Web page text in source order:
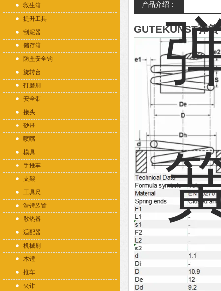
救生箱
提升工具
刮泥器
储存箱
防坠安全钩
旋转台
打磨刷
安全带
接头
砂带
喷嘴
模具
手推车
支架
工具尺
滑锤装置
散热器
适配器
机械刷
木锤
推车
夹钳
产品介绍：
GUTEKUNST弹